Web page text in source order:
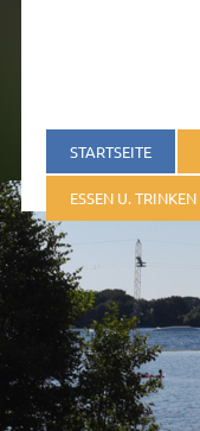
STARTSEITE
ESSEN U. TRINKEN